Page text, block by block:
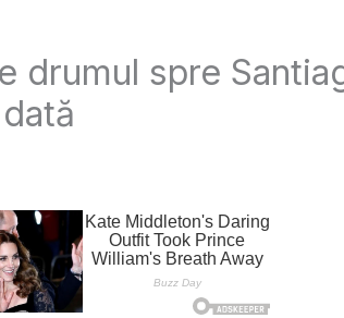
drumul spre